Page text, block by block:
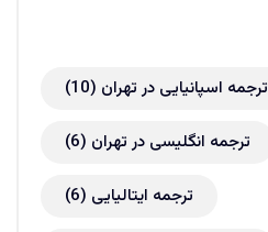
ترجمه اسپانیایی در تهران (10)
ترجمه انگلیسی در تهران (6)
ترجمه ایتالیایی (6)